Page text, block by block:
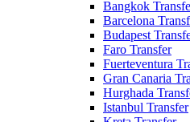
Bangkok
Barcelona
Budapest
Faro Transfer
Fuerteventura
Gran Canaria
Hurghada
Istanbul Transfer